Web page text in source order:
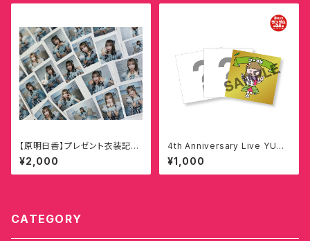
【原明日香】プレゼント衣装記念
ランダムチェキ
¥2,000
4th Anniversary Live YUM
MY!! BIRTHDAY!! PARTY!!
ヘイママンシール
¥1,000
CATEGORY